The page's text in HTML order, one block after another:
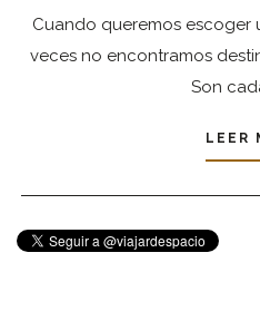
Cuando queremos escoger
veces no encontramos
Son
LEER